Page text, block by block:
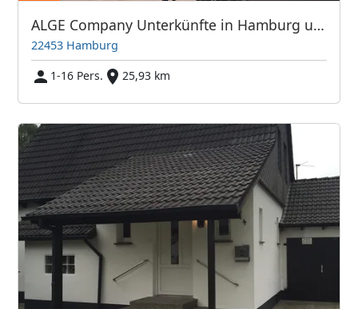
ALGE Company Unterkünfte in Hamburg und Umgebung
22453 Hamburg
1-16 Pers.
25,93 km